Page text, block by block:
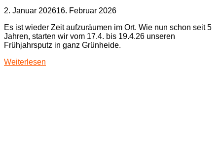
2. Januar 202616. Februar 2026
Es ist wieder Zeit aufzuräumen im Ort. Wie nun schon seit 5
Jahren, starten wir vom 17.4. bis 19.4.26 unseren
Frühjahrsputz in ganz Grünheide.
Weiterlesen